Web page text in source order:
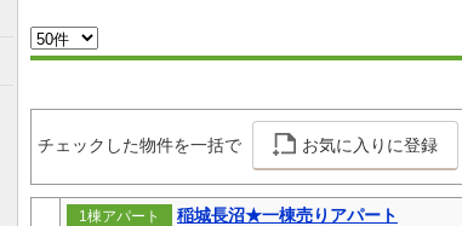
チェックした物件を一括で お気に入りに登録
1棟アパート
稲城長沼★一棟売りアパート